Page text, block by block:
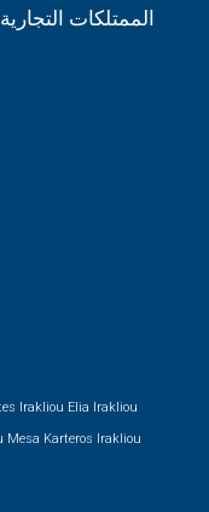
الممتلكات التجارية
Irakliou Elia Irakliou
Mesa Karteros Irakliou